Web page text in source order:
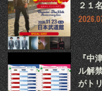
２１
『中
ル解
がト